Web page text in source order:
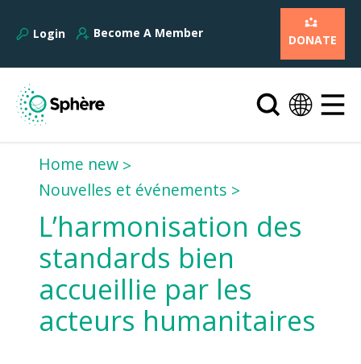
Login Become A Member DONATE
Home new
Nouvelles et événements
L’harmonisation des
standards bien
accueillie par les
acteurs humanitaires